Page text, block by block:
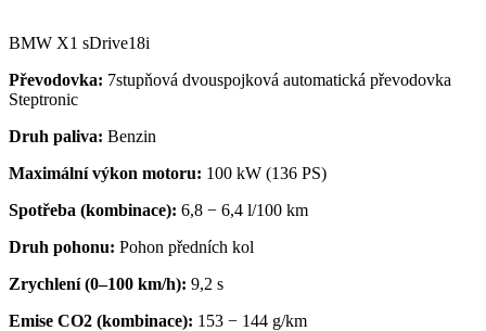
BMW X1 sDrive18i
Převodovka: 7stupňová dvouspojková automatická převodovka
Steptronic
Druh paliva: Benzin
Maximální výkon motoru: 100 kW (136 PS)
Spotřeba (kombinace): 6,8 − 6,4 l/100 km
Druh pohonu: Pohon předních kol
Zrychlení (0–100 km/h): 9,2 s
Emise CO2 (kombinace): 153 − 144 g/km